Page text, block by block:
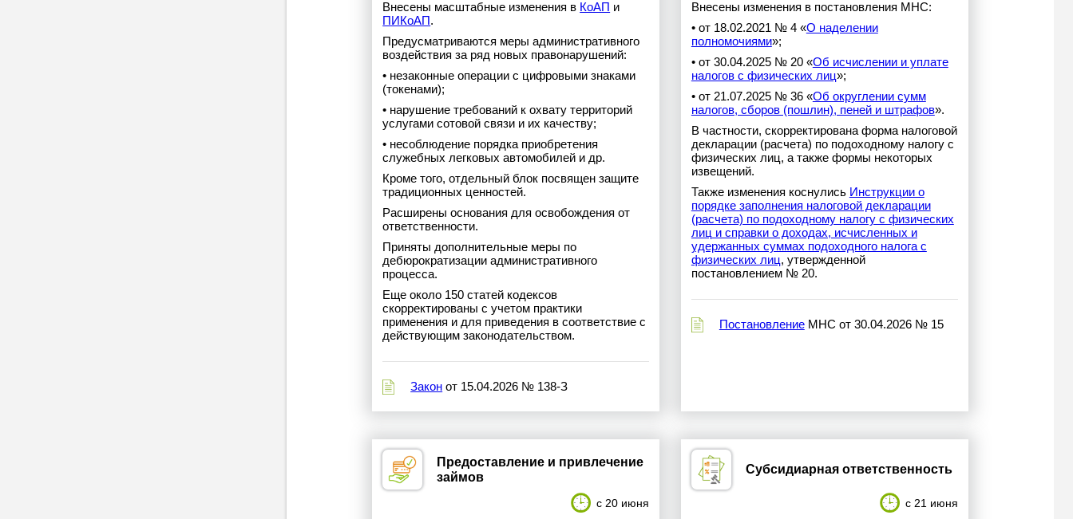
Внесены масштабные изменения в КоАП и
ПИКоАП.
Предусматриваются меры административного
воздействия за ряд новых правонарушений:
• незаконные операции с цифровыми знаками
(токенами);
• нарушение требований к охвату территорий
услугами сотовой связи и их качеству;
• несоблюдение порядка приобретения
служебных легковых автомобилей и др.
Кроме того, отдельный блок посвящен защите
традиционных ценностей.
Расширены основания для освобождения от
ответственности.
Приняты дополнительные меры по
дебюрократизации административного
процесса.
Еще около 150 статей кодексов
скорректированы с учетом практики
применения и для приведения в соответствие с
действующим законодательством.
Закон от 15.04.2026 № 138-З
Внесены изменения в постановления МНС:
• от 18.02.2021 № 4 «О наделении
полномочиями»;
• от 30.04.2025 № 20 «Об исчислении и уплате
налогов с физических лиц»;
• от 21.07.2025 № 36 «Об округлении сумм
налогов, сборов (пошлин), пеней и штрафов».
В частности, скорректирована форма налоговой
декларации (расчета) по подоходному налогу с
физических лиц, а также формы некоторых
извещений.
Также изменения коснулись Инструкции о
порядке заполнения налоговой декларации
(расчета) по подоходному налогу с физических
лиц и справки о доходах, исчисленных и
удержанных суммах подоходного налога с
физических лиц, утвержденной
постановлением № 20.
ПостановлениеМНС от 30.04.2026 № 15
Предоставление и привлечение
займов
с 20 июня
Субсидиарная ответственность
с 21 июня